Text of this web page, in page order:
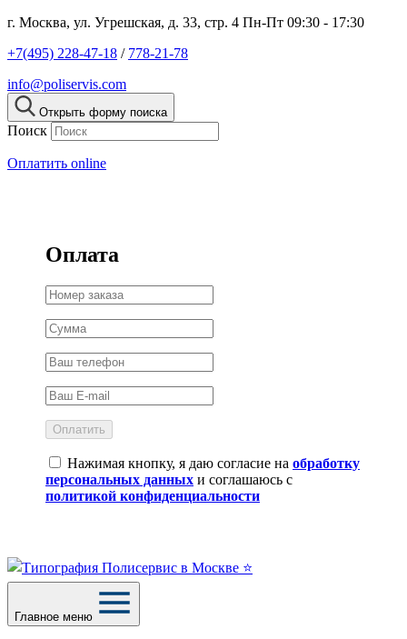
г. Москва, ул. Угрешская, д. 33, стр. 4 Пн-Пт 09:30 - 17:30
+7(495) 228-47-18 / 778-21-78
info@poliservis.com
Открыть форму поиска
Поиск
Оплатить online
Оплата
Оплатить
Нажимая кнопку, я даю согласие на обработку
персональных данных и соглашаюсь с
политикой конфиденциальности
Главное меню